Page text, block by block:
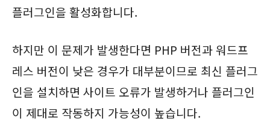
플러그인을 활성화합니다.
하지만 이 문제가 발생한다면 PHP 버전과 워드프
레스 버전이 낮은 경우가 대부분이므로 최신 플러그
인을 설치하면 사이트 오류가 발생하거나 플러그인
이 제대로 작동하지 가능성이 높습니다.